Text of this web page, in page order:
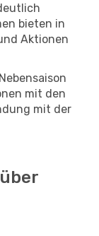
bieten in
Aktionen
mit den
mit der